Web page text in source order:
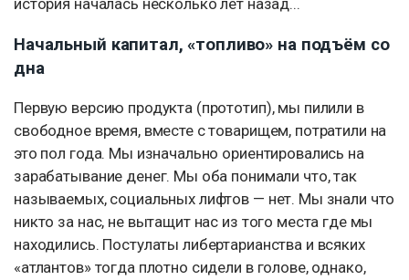
история началась несколько лет назад...
Начальный капитал, «топливо» на подъём со
дна
Первую версию продукта (прототип), мы пилили в
свободное время, вместе с товарищем, потратили на
это пол года. Мы изначально ориентировались на
зарабатывание денег. Мы оба понимали что, так
называемых, социальных лифтов — нет. Мы знали что
никто за нас, не вытащит нас из того места где мы
находились. Постулаты либертарианства и всяких
«атлантов» тогда плотно сидели в голове, однако,